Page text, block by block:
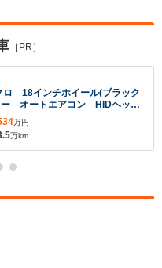
［PR］
ロ 18インチホイール(ブラック
オートエアコン HIDヘッド
メーター ステアシフト カ
型ナビ・テレビ・CD・バッ
万円
万km
しますか？
自動入力されます